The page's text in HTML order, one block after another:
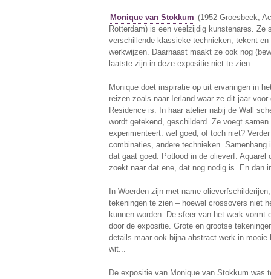
Monique van Stokkum (1952 Groesbeek;
Rotterdam) is een veelzijdig kunstenares. Ze
verschillende klassieke technieken, tekent en
werkwijzen. Daarnaast maakt ze ook nog
laatste zijn in deze expositie niet te zien.
Monique doet inspiratie op uit ervaringen in
reizen zoals naar Ierland waar ze dit jaar
Residence is. In haar atelier nabij de Wall
wordt getekend, geschilderd. Ze voegt
experimenteert: wel goed, of toch niet?
combinaties, andere technieken. Samenhang
dat gaat goed. Potlood in de olieverf. Aquarel
zoekt naar dat ene, dat nog nodig is. En dan
In Woerden zijn met name
tekeningen te zien – hoewel crossovers niet
kunnen worden. De sfeer van het werk vormt
door de expositie. Grote en grootse
details maar ook bijna abstract werk in mooie
wit...
De expositie van Monique van Stokkum was